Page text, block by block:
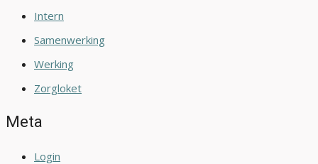
Intern
Samenwerking
Werking
Zorgloket
Meta
Login